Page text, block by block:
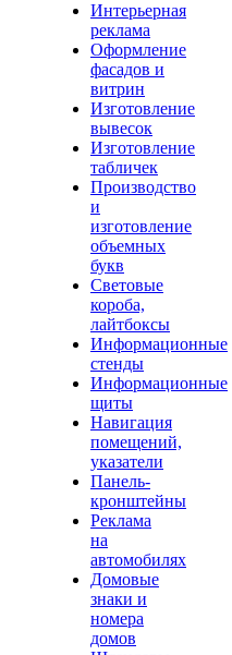
Интерьерная
реклама
Оформление
фасадов и
витрин
Изготовление
вывесок
Изготовление
табличек
Производство
и
изготовление
объемных
букв
Световые
короба,
лайтбоксы
Информационные
стенды
Информационные
щиты
Навигация
помещений,
указатели
Панель-
кронштейны
Реклама
на
автомобилях
Домовые
знаки и
номера
домов